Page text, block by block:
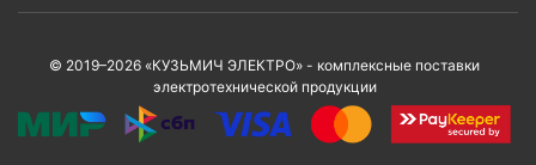
© 2019–2026 «КУЗЬМИЧ ЭЛЕКТРО» - комплексные поставки
электротехнической продукции